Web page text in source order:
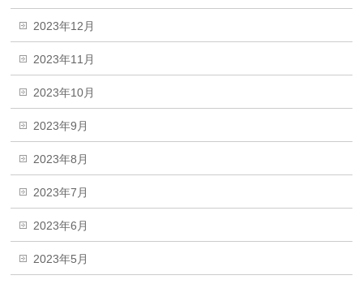
2023年12月
2023年11月
2023年10月
2023年9月
2023年8月
2023年7月
2023年6月
2023年5月